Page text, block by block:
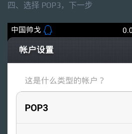
四、选择 POP3，下一步